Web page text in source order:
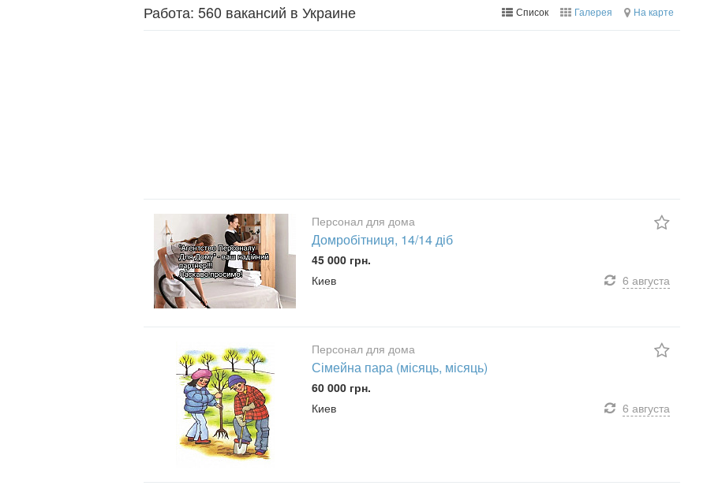
Работа: 560 вакансий в Украине Список Галерея На карте
Персонал для дома
Домробітниця, 14/14 діб
45 000 грн.
Киев
6 августа
Персонал для дома
Сімейна пара (місяць, місяць)
60 000 грн.
Киев
6 августа